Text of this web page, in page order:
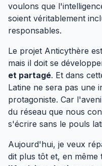
voulons que
soient véritablement
responsables.
Le projet Anticythère
mais il doit se
et partagé. Et dans
Latine ne sera pas une
protagoniste. Car
du réseau que nous
s'écrire sans le pouls
Aujourd'hui, je veux
dit plus tôt et, en